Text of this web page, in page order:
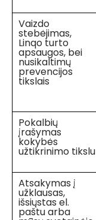
Vaizdo
stebėjimas,
Linqo turto
apsaugos, bei
nusikaltimų
prevencijos
tikslais
Pokalbių
įrašymas
kokybės
užtikrinimo tikslu
Atsakymas į
užklausas,
išsiųstas el.
paštu arba